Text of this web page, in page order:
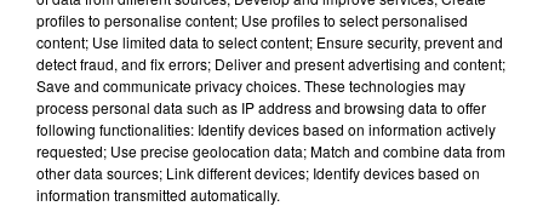
voir aussi
profiles to personalise content; Use profiles to select personalised
content; Use limited data to select content; Ensure security, prevent and
detect fraud, and fix errors; Deliver and present advertising and content;
Save and communicate privacy choices. These technologies may
process personal data such as IP address and browsing data to offer
following functionalities: Identify devices based on information actively
requested; Use precise geolocation data; Match and combine data from
other data sources; Link different devices; Identify devices based on
information transmitted automatically.